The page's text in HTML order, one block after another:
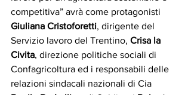
competitiva” avrà come protagonisti
Giuliana Cristoforetti, dirigente del
Servizio lavoro del Trentino, Crisa la
Civita, direzione politiche sociali di
Confagricoltura ed i responsabili delle
relazioni sindacali nazionali di Cia